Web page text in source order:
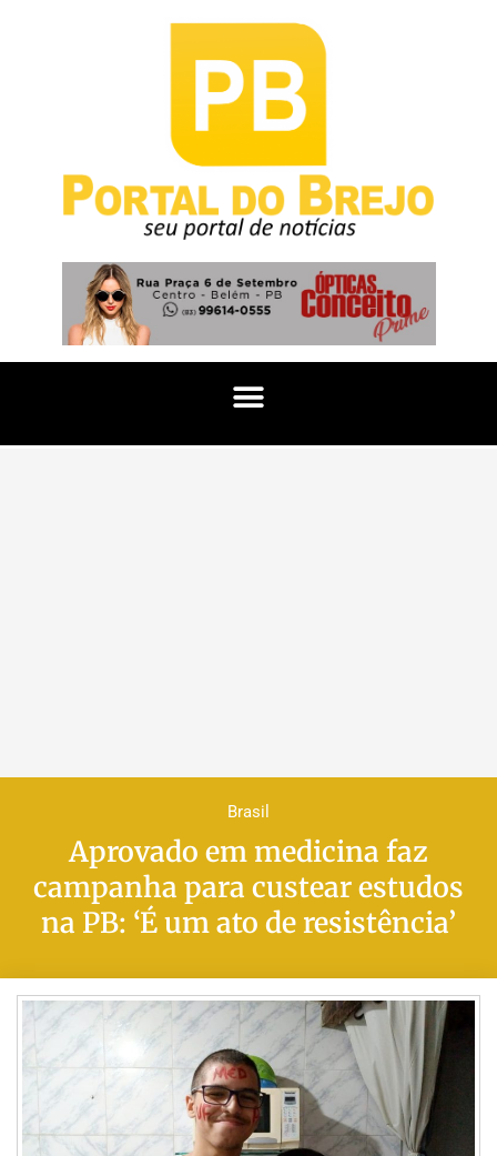
Brasil
Aprovado em medicina faz
campanha para custear estudos
na PB: ‘É um ato de resistência’